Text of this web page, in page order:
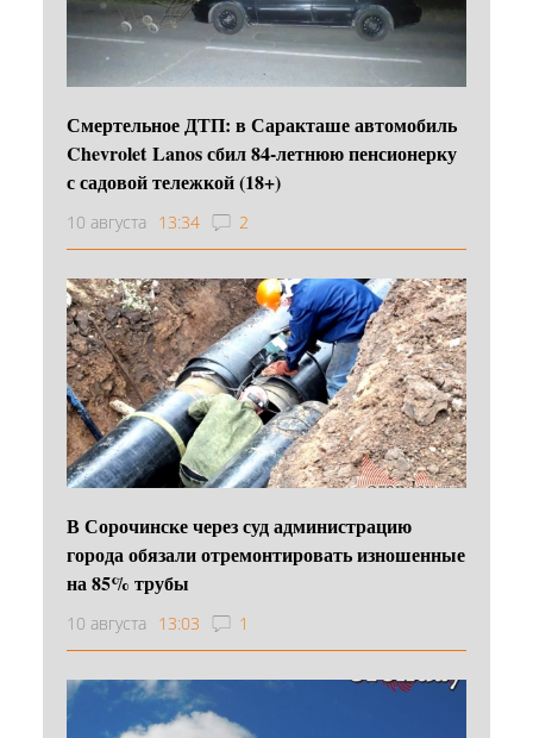
Смертельное ДТП: в Саракташе автомобиль
Chevrolet Lanos сбил 84-летнюю пенсионерку
с садовой тележкой (18+)
10 августа 13:34 2
В Сорочинске через суд администрацию
города обязали отремонтировать изношенные
на 85% трубы
10 августа 13:03 1